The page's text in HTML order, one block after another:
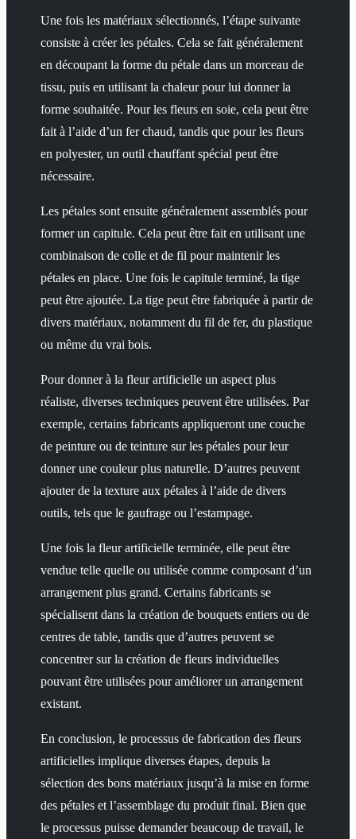
Une fois les matériaux sélectionnés, l’étape suivante
consiste à créer les pétales. Cela se fait généralement
en découpant la forme du pétale dans un morceau de
tissu, puis en utilisant la chaleur pour lui donner la
forme souhaitée. Pour les fleurs en soie, cela peut être
fait à l’aide d’un fer chaud, tandis que pour les fleurs
en polyester, un outil chauffant spécial peut être
nécessaire.
Les pétales sont ensuite généralement assemblés pour
former un capitule. Cela peut être fait en utilisant une
combinaison de colle et de fil pour maintenir les
pétales en place. Une fois le capitule terminé, la tige
peut être ajoutée. La tige peut être fabriquée à partir de
divers matériaux, notamment du fil de fer, du plastique
ou même du vrai bois.
Pour donner à la fleur artificielle un aspect plus
réaliste, diverses techniques peuvent être utilisées. Par
exemple, certains fabricants appliqueront une couche
de peinture ou de teinture sur les pétales pour leur
donner une couleur plus naturelle. D’autres peuvent
ajouter de la texture aux pétales à l’aide de divers
outils, tels que le gaufrage ou l’estampage.
Une fois la fleur artificielle terminée, elle peut être
vendue telle quelle ou utilisée comme composant d’un
arrangement plus grand. Certains fabricants se
spécialisent dans la création de bouquets entiers ou de
centres de table, tandis que d’autres peuvent se
concentrer sur la création de fleurs individuelles
pouvant être utilisées pour améliorer un arrangement
existant.
En conclusion, le processus de fabrication des fleurs
artificielles implique diverses étapes, depuis la
sélection des bons matériaux jusqu’à la mise en forme
des pétales et l’assemblage du produit final. Bien que
le processus puisse demander beaucoup de travail, le